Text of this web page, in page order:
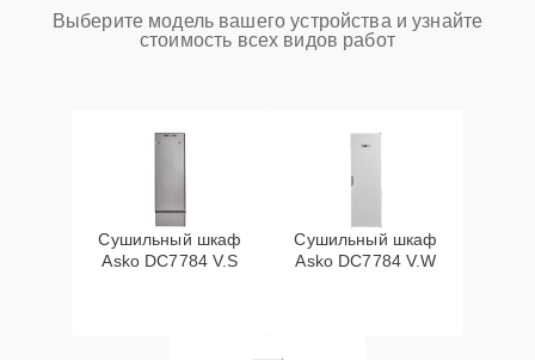
Выберите модель вашего устройства и узнайте
стоимость всех видов работ
Сушильный шкаф
Asko DC7784 V.S
Сушильный шкаф
Asko DC7784 V.W